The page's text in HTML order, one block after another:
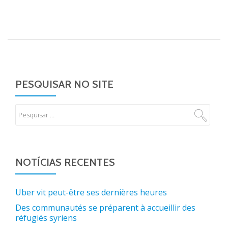
PESQUISAR NO SITE
NOTÍCIAS RECENTES
Uber vit peut-être ses dernières heures
Des communautés se préparent à accueillir des
réfugiés syriens